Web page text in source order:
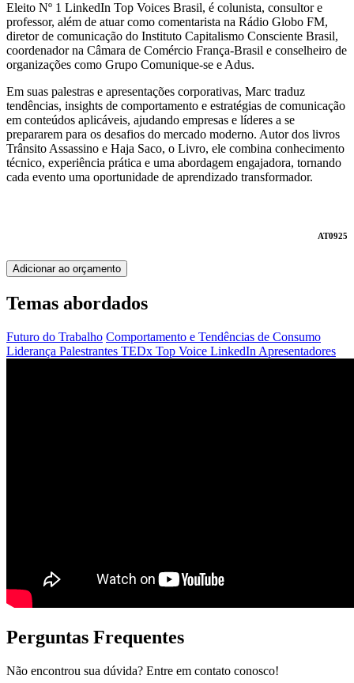
Eleito Nº 1 LinkedIn Top Voices Brasil, é colunista, consultor e
professor, além de atuar como comentarista na Rádio Globo FM,
diretor de comunicação do Instituto Capitalismo Consciente Brasil,
coordenador na Câmara de Comércio França-Brasil e conselheiro de
organizações como Grupo Comunique-se e Adus.
Em suas palestras e apresentações corporativas, Marc traduz
tendências, insights de comportamento e estratégias de comunicação
em conteúdos aplicáveis, ajudando empresas e líderes a se
prepararem para os desafios do mercado moderno. Autor dos livros
Trânsito Assassino e Haja Saco, o Livro, ele combina conhecimento
técnico, experiência prática e uma abordagem engajadora, tornando
cada evento uma oportunidade de aprendizado transformador.
AT0925
Adicionar ao orçamento
Temas abordados
Futuro do Trabalho Comportamento e Tendências de Consumo
Liderança Palestrantes TEDx Top Voice LinkedIn Apresentadores
Perguntas Frequentes
Não encontrou sua dúvida? Entre em contato conosco!